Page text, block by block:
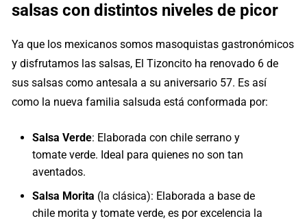
salsas con distintos niveles de picor
Ya que los mexicanos somos masoquistas gastronómicos
y disfrutamos las salsas, El Tizoncito ha renovado 6 de
sus salsas como antesala a su aniversario 57. Es así
como la nueva familia salsuda está conformada por:
Salsa Verde: Elaborada con chile serrano y
tomate verde. Ideal para quienes no son tan
aventados.
Salsa Morita (la clásica): Elaborada a base de
chile morita y tomate verde, es por excelencia la